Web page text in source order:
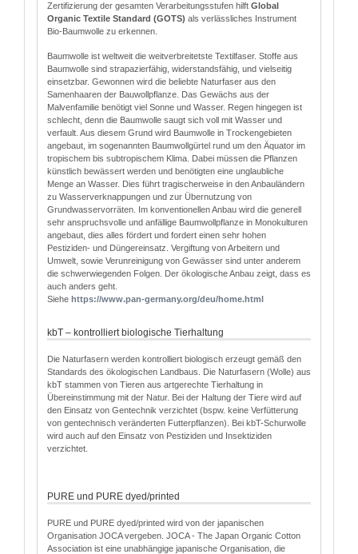
Zertifizierung der gesamten Verarbeitungsstufen hilft Global
Organic Textile Standard (GOTS) als verlässliches Instrument
Bio-Baumwolle zu erkennen.
Baumwolle ist weltweit die weitverbreitetste Textilfaser. Stoffe aus
Baumwolle sind strapazierfähig, widerstandsfähig, und vielseitig
einsetzbar. Gewonnen wird die beliebte Naturfaser aus den
Samenhaaren der Bauwollpflanze. Das Gewächs aus der
Malvenfamilie benötigt viel Sonne und Wasser. Regen hingegen ist
schlecht, denn die Baumwolle saugt sich voll mit Wasser und
verfault. Aus diesem Grund wird Baumwolle in Trockengebieten
angebaut, im sogenannten Baumwollgürtel rund um den Äquator im
tropischem bis subtropischem Klima. Dabei müssen die Pflanzen
künstlich bewässert werden und benötigten eine unglaubliche
Menge an Wasser. Dies führt tragischerweise in den Anbauländern
zu Wasserverknappungen und zur Übernutzung von
Grundwasservorräten. Im konventionellen Anbau wird die generell
sehr anspruchsvolle und anfällige Baumwollpflanze in Monokulturen
angebaut, dies alles fördert und fordert einen sehr hohen
Pestiziden- und Düngereinsatz. Vergiftung von Arbeitern und
Umwelt, sowie Verunreinigung von Gewässer sind unter anderem
die schwerwiegenden Folgen. Der ökologische Anbau zeigt, dass es
auch anders geht.
Siehe https://www.pan-germany.org/deu/home.html
kbT – kontrolliert biologische Tierhaltung
Die Naturfasern werden kontrolliert biologisch erzeugt gemäß den
Standards des ökologischen Landbaus. Die Naturfasern (Wolle) aus
kbT stammen von Tieren aus artgerechte Tierhaltung in
Übereinstimmung mit der Natur. Bei der Haltung der Tiere wird auf
den Einsatz von Gentechnik verzichtet (bspw. keine Verfütterung
von gentechnisch veränderten Futterpflanzen). Bei kbT-Schurwolle
wird auch auf den Einsatz von Pestiziden und Insektiziden
verzichtet.
PURE und PURE dyed/printed
PURE und PURE dyed/printed wird von der japanischen
Organisation JOCA vergeben. JOCA - The Japan Organic Cotton
Association ist eine unabhängige japanische Organisation, die